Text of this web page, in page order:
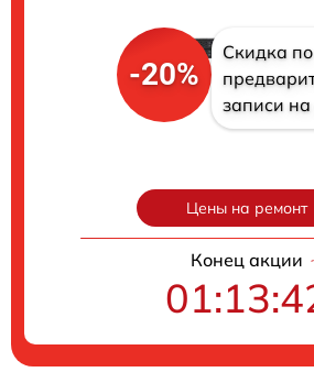
-20%
Скидка по
записи на
Цены на ремонт
Конец акции